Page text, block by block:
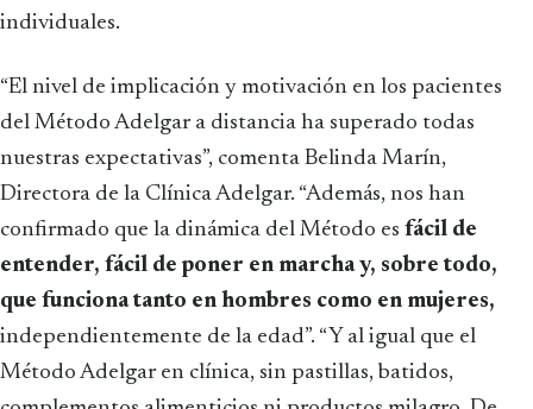
individuales.
“El nivel de implicación y motivación en los pacientes
del Método Adelgar a distancia ha superado todas
nuestras expectativas”, comenta Belinda Marín,
Directora de la Clínica Adelgar. “Además, nos han
confirmado que la dinámica del Método es fácil de
entender, fácil de poner en marcha y, sobre todo,
que funciona tanto en hombres como en mujeres,
independientemente de la edad”. “Y al igual que el
Método Adelgar en clínica, sin pastillas, batidos,